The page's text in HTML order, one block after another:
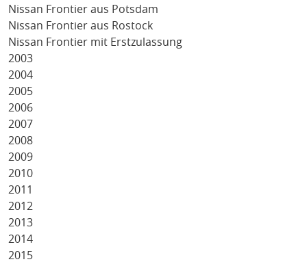
Nissan Frontier aus Potsdam
Nissan Frontier aus Rostock
Nissan Frontier mit Erstzulassung
2003
2004
2005
2006
2007
2008
2009
2010
2011
2012
2013
2014
2015